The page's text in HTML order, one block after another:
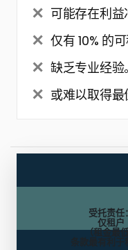
可能存在利益
仅有 10% 的
缺乏专业经验。
或难以取得最
受托责任：
仅租户
（租金最
条款最有利于